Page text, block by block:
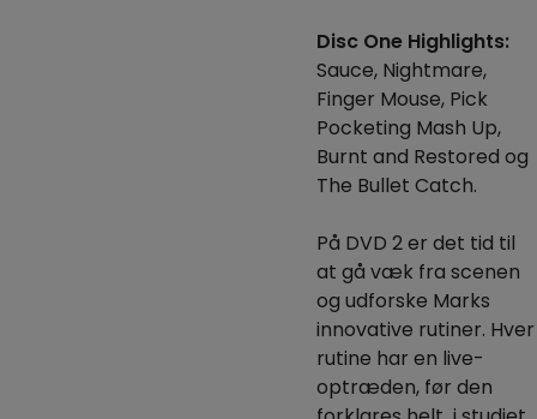
Disc One Highlights:
Sauce, Nightmare,
Finger Mouse, Pick
Pocketing Mash Up,
Burnt and Restored og
The Bullet Catch.
På DVD 2 er det tid til
at gå væk fra scenen
og udforske Marks
innovative rutiner. Hver
rutine har en live-
optræden, før den